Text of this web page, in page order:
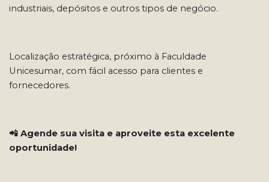
industriais, depósitos e outros tipos de negócio.
Localização estratégica, próximo à Faculdade
Unicesumar, com fácil acesso para clientes e
fornecedores.
📲 Agende sua visita e aproveite esta excelente
oportunidade!